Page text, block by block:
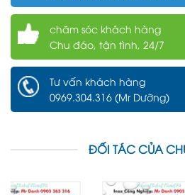
chăm sóc khách hàng
Chu đáo, tận tình, 24/7
Tư vấn khách hàng
0969.304.316 (Mr Dưỡng)
ĐỐI TÁC CỦA